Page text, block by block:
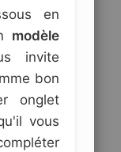
en
modèle
invite
bon
onglet
vous